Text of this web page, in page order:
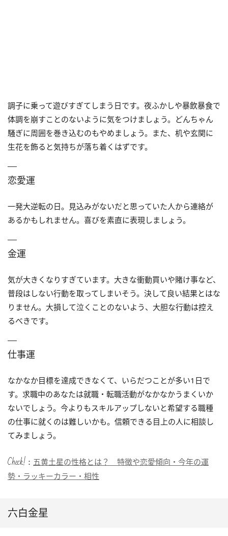
調子に乗って遊びすぎてしまう日です。夜ふかしや暴飲暴食で
体調を崩すことのないように気をつけましょう。どんちゃん
騒ぎに周囲を巻き込むのもやめましょう。また、机や玄関に
生花を飾ると気持ちが落ち着くはずです。
恋愛運
一発大逆転の日。見込みがないだと思っていた人から連絡が
あるかもしれません。喜びを素直に表現しましょう。
金運
気が大きくなりすぎています。大きな衝動買いや賭け事など、
普段はしない行動を取ってしまいそう。決して良い結果とはな
りません。大損して泣くことのないよう、大胆な行動は控え
るべきです。
仕事運
なかなか目標を達成できなくて、いらだつことが多い1日で
す。求職中のあなたは就職・転職活動がなかなかうまくいか
ないでしょう。今よりもスキルアップしないと希望する職種
の仕事に就くのは難しいかも。信頼できる目上の人に相談し
てみましょう。
Check!： 五黄土星の性格とは？ 特徴や恋愛傾向・今年の運
勢・ラッキーカラー・相性
六白金星